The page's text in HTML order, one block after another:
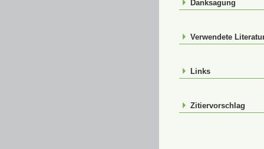
Danksagung
Verwendete
Links
Zitiervorschlag